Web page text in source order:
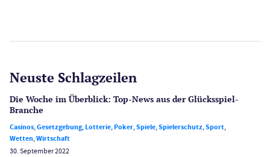
Neuste Schlagzeilen
Die Woche im Überblick: Top-News aus der Glücksspiel-
Branche
Casinos,Gesetzgebung,Lotterie,Poker,Spiele,Spielerschutz,Sport,
Wetten,Wirtschaft
30. September 2022